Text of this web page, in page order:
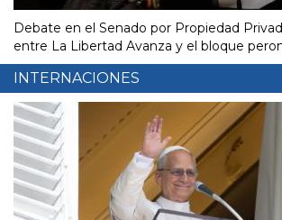
Debate en el Senado por Propiedad
entre La Libertad Avanza y el bloque
INTERNACIONES